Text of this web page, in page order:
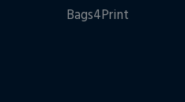
Bags4Print